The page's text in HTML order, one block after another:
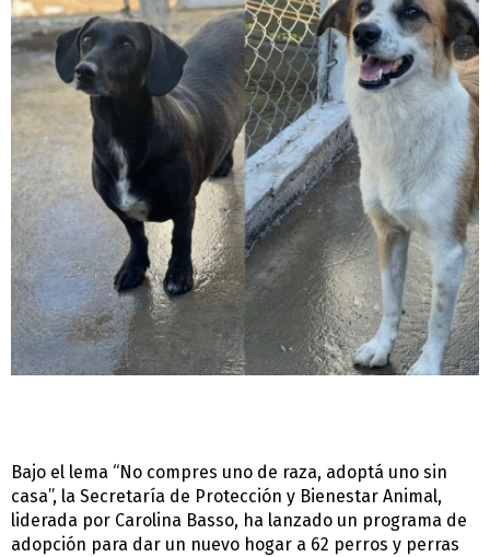
Bajo el lema “No compres uno de raza, adoptá uno sin
casa”, la Secretaría de Protección y Bienestar Animal,
liderada por Carolina Basso, ha lanzado un programa de
adopción para dar un nuevo hogar a 62 perros y perras